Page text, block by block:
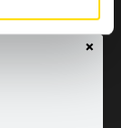
×
visie